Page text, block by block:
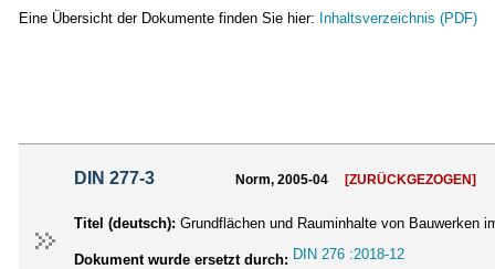
Eine Übersicht der Dokumente finden Sie hier: Inhaltsverzeichnis (PDF)
DIN 277-3 Norm, 2005-04 [ZURÜCKGEZOGEN]
Titel (deutsch): Grundflächen und Rauminhalte von Bauwerken
Dokument wurde ersetzt durch: DIN 276 :2018-12